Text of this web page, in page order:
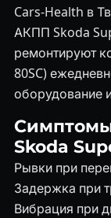
Cars-Health в
АКПП Skoda
ремонтируют
80SC)
оборудование
Skoda
Рывки при
Задержка при
Вибрация при